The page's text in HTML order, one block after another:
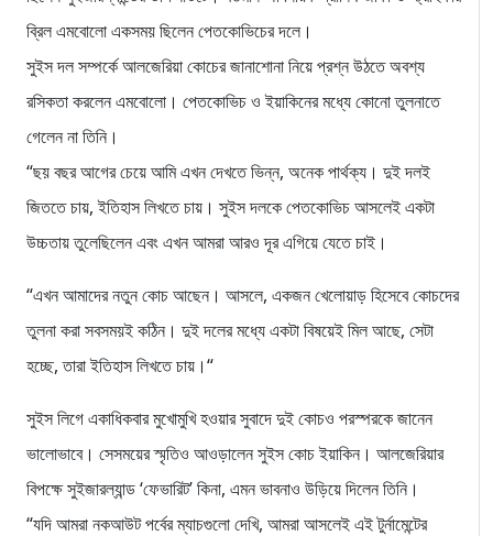
ব্রিল এমবোলো একসময় ছিলেন পেতকোভিচের দলে।
সুইস দল সম্পর্কে আলজেরিয়া কোচের জানাশোনা নিয়ে প্রশ্ন উঠতে অবশ্য
রসিকতা করলেন এমবোলো। পেতকোভিচ ও ইয়াকিনের মধ্যে কোনো তুলনাতে
গেলেন না তিনি।
“ছয় বছর আগের চেয়ে আমি এখন দেখতে ভিন্ন, অনেক পার্থক্য। দুই দলই
জিততে চায়, ইতিহাস লিখতে চায়। সুইস দলকে পেতকোভিচ আসলেই একটা
উচ্চতায় তুলেছিলেন এবং এখন আমরা আরও দূর এগিয়ে যেতে চাই।
“এখন আমাদের নতুন কোচ আছেন। আসলে, একজন খেলোয়াড় হিসেবে কোচদের
তুলনা করা সবসময়ই কঠিন। দুই দলের মধ্যে একটা বিষয়েই মিল আছে, সেটা
হচ্ছে, তারা ইতিহাস লিখতে চায়।“
সুইস লিগে একাধিকবার মুখোমুখি হওয়ার সুবাদে দুই কোচও পরস্পরকে জানেন
ভালোভাবে। সেসময়ের স্মৃতিও আওড়ালেন সুইস কোচ ইয়াকিন। আলজেরিয়ার
বিপক্ষে সুইজারল্যান্ড ‘ফেভারিট’ কিনা, এমন ভাবনাও উড়িয়ে দিলেন তিনি।
“যদি আমরা নকআউট পর্বের ম্যাচগুলো দেখি, আমরা আসলেই এই টুর্নামেন্টের